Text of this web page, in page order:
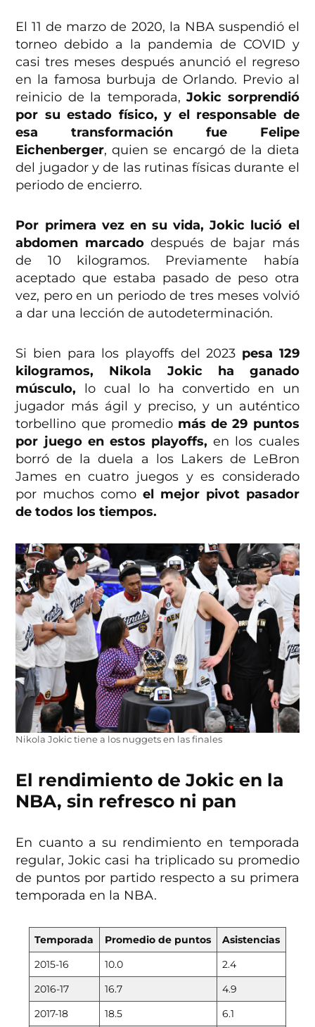
El 11 de marzo de 2020, la NBA suspendió el
torneo debido a la pandemia de COVID y
casi tres meses después anunció el regreso
en la famosa burbuja de Orlando. Previo al
reinicio de la temporada,Jokic sorprendió
por su estado físico, y el responsable de
esa transformación fue Felipe
Eichenberger, quien se encargó de la dieta
del jugador y de las rutinas físicas durante el
periodo de encierro.
Por primera vez en su vida, Jokic lució el
abdomen marcadodespués de bajar más
de 10 kilogramos. Previamente había
aceptado que estaba pasado de peso otra
vez, pero en un periodo de tres meses volvió
a dar una lección de autodeterminación.
Si bien para los playoffs del 2023 pesa 129
kilogramos, Nikola Jokic ha ganado
músculo, lo cual lo ha convertido en un
jugador más ágil y preciso, y un auténtico
torbellino que promedio más de 29 puntos
por juego en estos playoffs,en los cuales
borró de la duela a los Lakers de LeBron
James en cuatro juegos y es considerado
por muchos como el mejor pivot pasador
de todos los tiempos.
Nikola Jokic tiene a los nuggets en las finales
El rendimiento de Jokic en la
NBA, sin refresco ni pan
En cuanto a su rendimiento en temporada
regular, Jokic casi ha triplicado su promedio
de puntos por partido respecto a su primera
temporada en la NBA.
Temporada Promedio de puntos
Asistencias
2015-16
10.0
2.4
2016-17
16.7
4.9
2017-18
18.5 6.1